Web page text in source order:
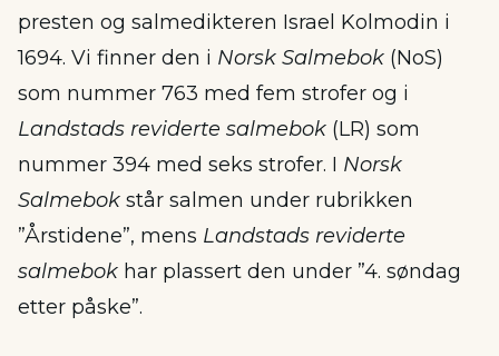
presten og salmedikteren Israel Kolmodin i
1694. Vi finner den i Norsk Salmebok (NoS)
som nummer 763 med fem strofer og i
Landstads reviderte salmebok (LR) som
nummer 394 med seks strofer. I Norsk
Salmebok står salmen under rubrikken
”Årstidene”, mens Landstads reviderte
salmebok har plassert den under ”4. søndag
etter påske”.